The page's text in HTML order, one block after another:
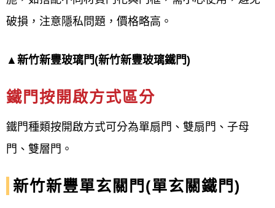
破損，注意隱私問題，價格略高。
▲新竹新豐玻璃門(新竹新豐玻璃鐵門)
鐵門按開啟方式區分
鐵門種類按開啟方式可分為單扇門、雙扇門、子母
門、雙層門。
新竹新豐單玄關門(單玄關鐵門)